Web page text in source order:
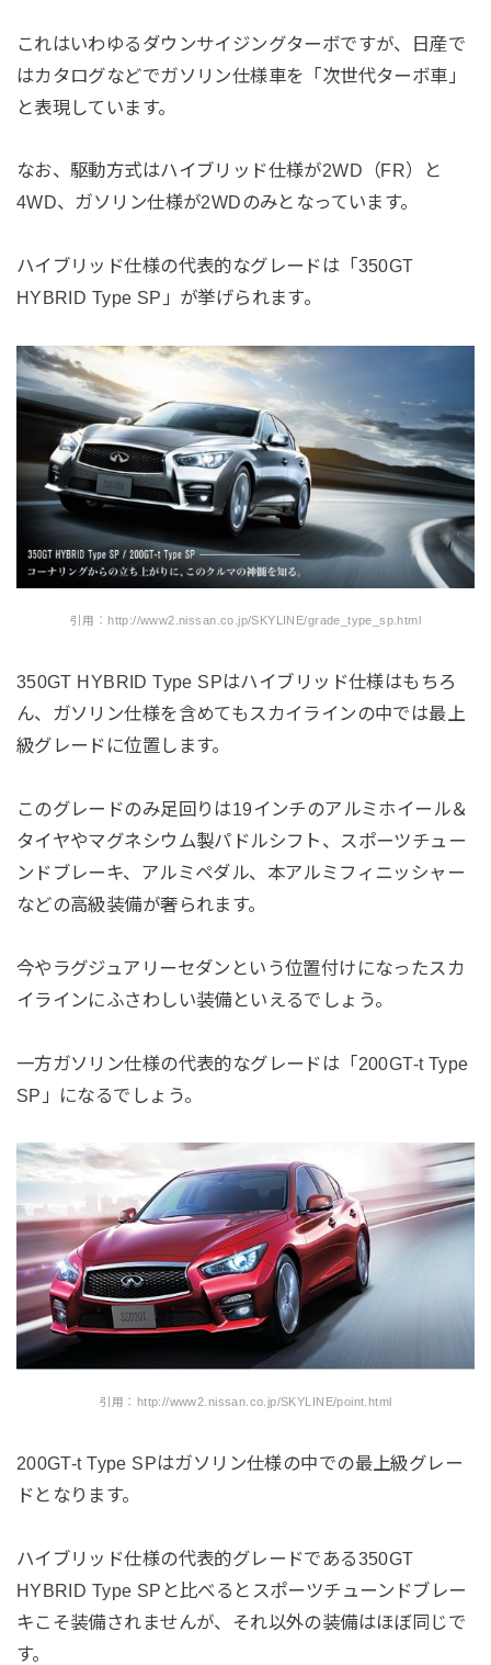
これはいわゆるダウンサイジングターボですが、日産で
はカタログなどでガソリン仕様車を「次世代ターボ車」
と表現しています。
なお、駆動方式はハイブリッド仕様が2WD（FR）と
4WD、ガソリン仕様が2WDのみとなっています。
ハイブリッド仕様の代表的なグレードは「350GT
HYBRID Type SP」が挙げられます。
引用：http://www2.nissan.co.jp/SKYLINE/grade_type_sp.html
350GT HYBRID Type SPはハイブリッド仕様はもちろ
ん、ガソリン仕様を含めてもスカイラインの中では最上
級グレードに位置します。
このグレードのみ足回りは19インチのアルミホイール＆
タイヤやマグネシウム製パドルシフト、スポーツチュー
ンドブレーキ、アルミペダル、本アルミフィニッシャー
などの高級装備が奢られます。
今やラグジュアリーセダンという位置付けになったスカ
イラインにふさわしい装備といえるでしょう。
一方ガソリン仕様の代表的なグレードは「200GT-t Type
SP」になるでしょう。
引用：http://www2.nissan.co.jp/SKYLINE/point.html
200GT-t Type SPはガソリン仕様の中での最上級グレー
ドとなります。
ハイブリッド仕様の代表的グレードである350GT
HYBRID Type SPと比べるとスポーツチューンドブレー
キこそ装備されませんが、それ以外の装備はほぼ同じで
す。